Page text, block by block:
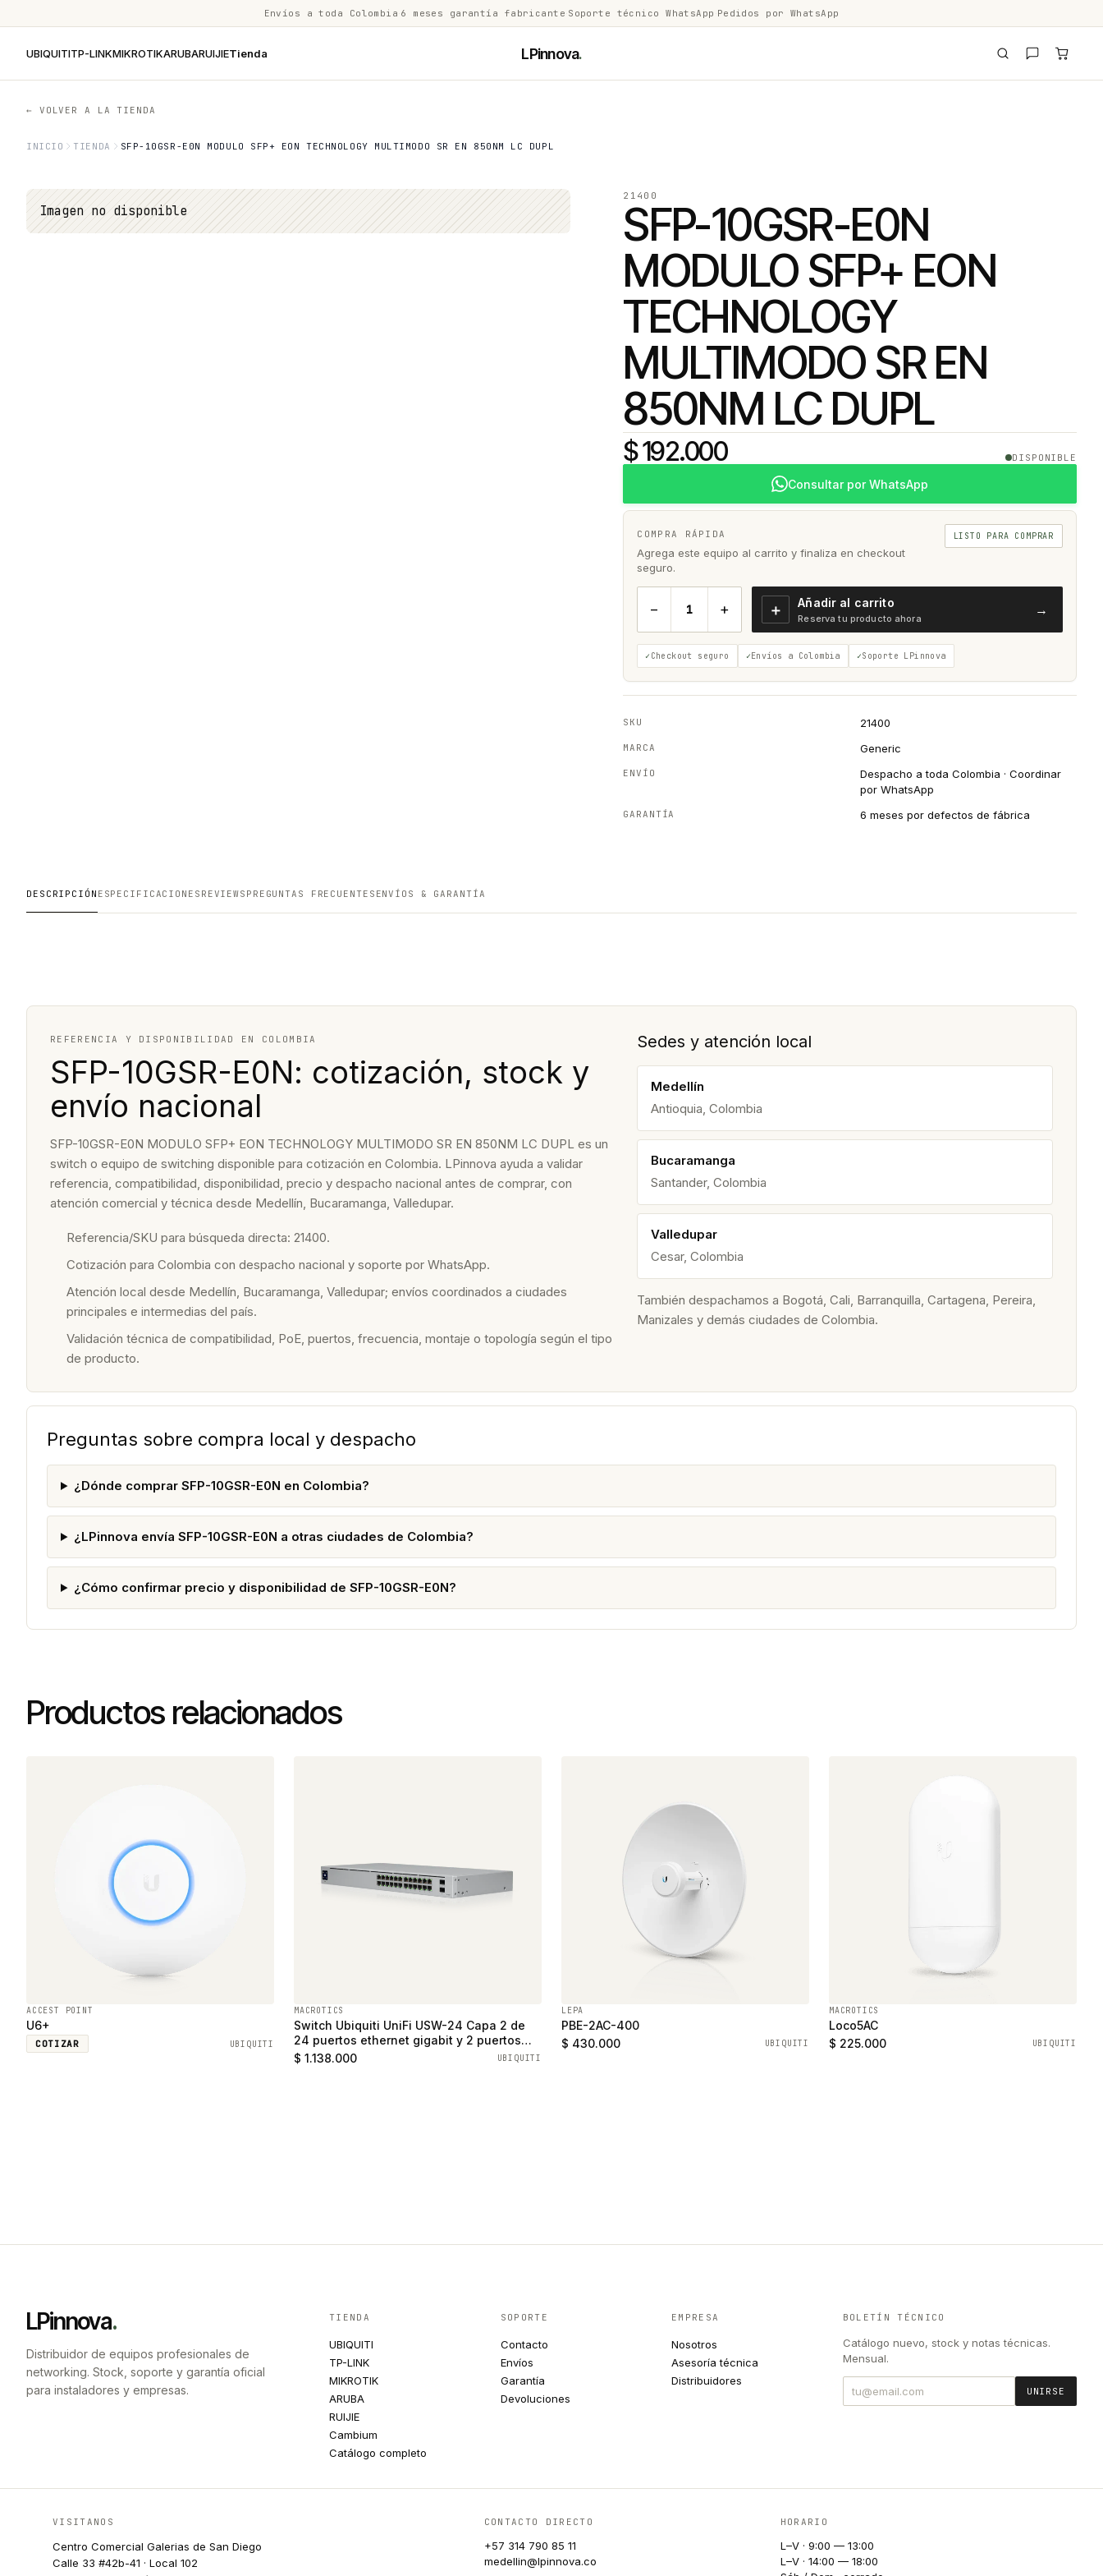
Envíos a toda Colombia 6 meses garantía fabricante Soporte técnico WhatsApp Pedidos por WhatsApp
UBIQUITITP-LINKMIKROTIKARUBARUIJIETienda LPinnova.
← VOLVER A LA TIENDA
INICIO TIENDA SFP-10GSR-E0N MODULO SFP+ EON TECHNOLOGY MULTIMODO SR EN 850NM LC DUPL
Imagen no disponible
21400
SFP-10GSR-E0N
MODULO SFP+ EON
TECHNOLOGY
MULTIMODO SR EN
850NM LC DUPL
$ 192.000 DISPONIBLE
Consultar por WhatsApp
COMPRA RÁPIDA
Agrega este equipo al carrito y finaliza en checkout
seguro.
LISTO PARA COMPRAR
− + ＋ Añadir al carrito
Reserva tu producto ahora
→
Checkout seguro Envíos a Colombia Soporte LPinnova
SKU 21400
MARCA Generic
ENVÍO
Despacho a toda Colombia · Coordinar
por WhatsApp
GARANTÍA 6 meses por defectos de fábrica
DESCRIPCIÓN ESPECIFICACIONES REVIEWS PREGUNTAS FRECUENTES ENVÍOS & GARANTÍA
REFERENCIA Y DISPONIBILIDAD EN COLOMBIA
SFP-10GSR-E0N: cotización, stock y
envío nacional
SFP-10GSR-E0N MODULO SFP+ EON TECHNOLOGY MULTIMODO SR EN 850NM LC DUPL es un
switch o equipo de switching disponible para cotización en Colombia. LPinnova ayuda a validar
referencia, compatibilidad, disponibilidad, precio y despacho nacional antes de comprar, con
atención comercial y técnica desde Medellín, Bucaramanga, Valledupar.
Referencia/SKU para búsqueda directa: 21400.
Cotización para Colombia con despacho nacional y soporte por WhatsApp.
Atención local desde Medellín, Bucaramanga, Valledupar; envíos coordinados a ciudades
principales e intermedias del país.
Validación técnica de compatibilidad, PoE, puertos, frecuencia, montaje o topología según el tipo
de producto.
Sedes y atención local
Medellín
Antioquia, Colombia
Bucaramanga
Santander, Colombia
Valledupar
Cesar, Colombia
También despachamos a Bogotá, Cali, Barranquilla, Cartagena, Pereira,
Manizales y demás ciudades de Colombia.
Preguntas sobre compra local y despacho
¿Dónde comprar SFP-10GSR-E0N en Colombia?
¿LPinnova envía SFP-10GSR-E0N a otras ciudades de Colombia?
¿Cómo confirmar precio y disponibilidad de SFP-10GSR-E0N?
Productos relacionados
ACCEST POINT
U6+
COTIZAR UBIQUITI
MACROTICS
Switch Ubiquiti UniFi USW-24 Capa 2 de
24 puertos ethernet gigabit y 2 puertos
SFP
$ 1.138.000 UBIQUITI
LEPA
PBE-2AC-400
$ 430.000
UBIQUITI
MACROTICS
Loco5AC
$ 225.000
UBIQUITI
LPinnova.
Distribuidor de equipos profesionales de
networking. Stock, soporte y garantía oficial
para instaladores y empresas.
TIENDA
UBIQUITI
TP-LINK
MIKROTIK
ARUBA
RUIJIE
Cambium
Catálogo completo
SOPORTE
Contacto
Envíos
Garantía
Devoluciones
EMPRESA
Nosotros
Asesoría técnica
Distribuidores
BOLETÍN TÉCNICO
Catálogo nuevo, stock y notas técnicas.
Mensual.
UNIRSE
VISITANOS
Centro Comercial Galerias de San Diego
Calle 33 #42b-41 · Local 102
CONTACTO DIRECTO
+57 314 790 85 11
medellin@lpinnova.co
HORARIO
L–V · 9:00 — 13:00
L–V · 14:00 — 18:00